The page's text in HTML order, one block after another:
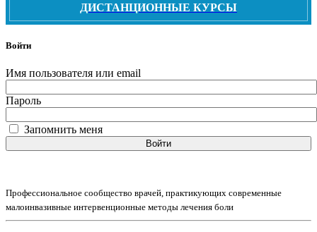
ДИСТАНЦИОННЫЕ КУРСЫ
Войти
Имя пользователя или email
Пароль
Запомнить меня
Войти
Профессиональное сообщество врачей, практикующих современные
малоинвазивные интервенционные методы лечения боли